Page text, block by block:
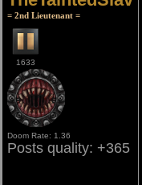
= 2nd Lieutenant =
1633
Doom Rate: 1.36
Posts quality: +365